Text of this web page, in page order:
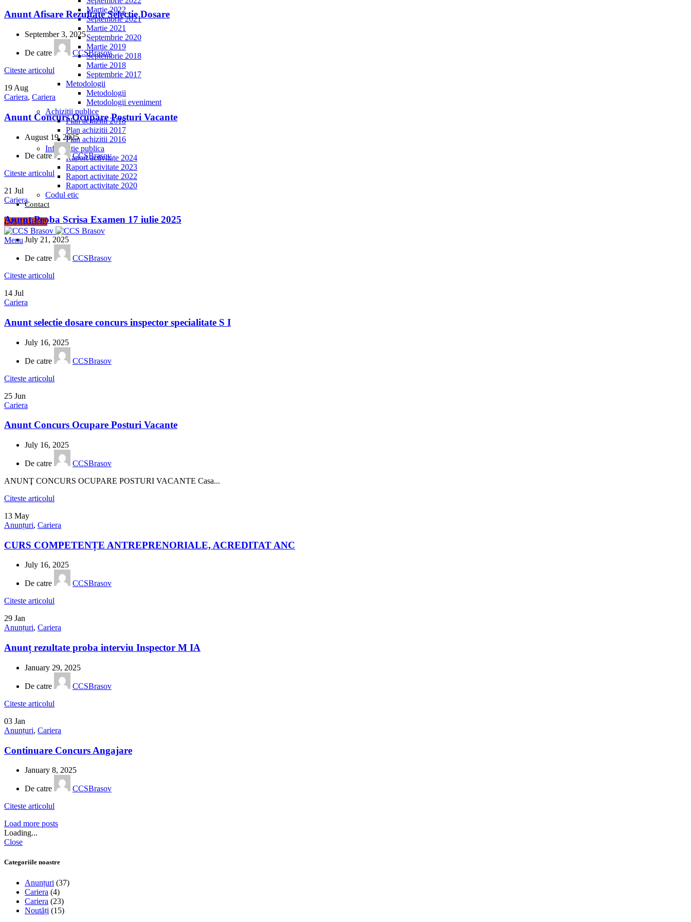
Martie 2022
Septembrie 2021
Martie 2021
Septembrie 2020
Martie 2019
Septembrie 2018
Martie 2018
Septembrie 2017
Metodologii
Metodologii
Metodologii eveniment
Achizitii publice
Plan achizitii 2018
Plan achizitii 2017
Plan achizitii 2016
Informatie publica
Raport activitate 2024
Raport activitate 2023
Raport activitate 2022
Raport activitate 2020
Codul etic
Contact
ÎNSCRIERE
Menu
Anunt Afisare Rezultate Selectie Dosare
September 3, 2025
De catre
CCSBrasov
Citeste articolul
19 Aug
Cariera, Cariera
Anunt Concurs Ocupare Posturi Vacante
August 19, 2025
De catre
CCSBrasov
Citeste articolul
21 Jul
Cariera
Anunt Proba Scrisa Examen 17 iulie 2025
July 21, 2025
De catre
CCSBrasov
Citeste articolul
14 Jul
Cariera
Anunt selectie dosare concurs inspector specialitate S I
July 16, 2025
De catre
CCSBrasov
Citeste articolul
25 Jun
Cariera
Anunt Concurs Ocupare Posturi Vacante
July 16, 2025
De catre
CCSBrasov
ANUNŢ CONCURS OCUPARE POSTURI VACANTE Casa...
Citeste articolul
13 May
Anunțuri, Cariera
CURS COMPETENȚE ANTREPRENORIALE, ACREDITAT ANC
July 16, 2025
De catre
CCSBrasov
Citeste articolul
29 Jan
Anunțuri, Cariera
Anunț rezultate proba interviu Inspector M IA
January 29, 2025
De catre
CCSBrasov
Citeste articolul
03 Jan
Anunțuri, Cariera
Continuare Concurs Angajare
January 8, 2025
De catre
CCSBrasov
Citeste articolul
Load more posts
Loading...
Close
Categoriile noastre
Anunțuri (37)
Cariera (4)
Cariera (23)
Noutăți (15)